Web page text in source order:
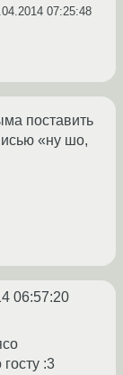
07:25:48
поставить
«ну шо,
06:57:20
:3